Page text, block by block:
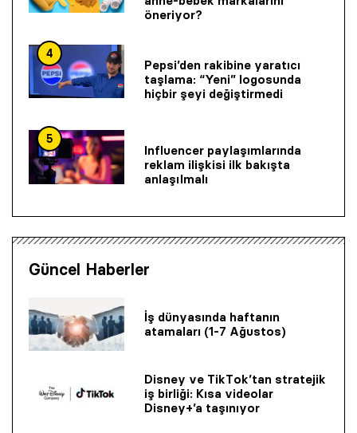
öneriyor?
4
Pepsi’den rakibine yaratıcı
taşlama: “Yeni” logosunda
hiçbir şeyi değiştirmedi
5
Influencer paylaşımlarında
reklam ilişkisi ilk bakışta
anlaşılmalı
Güncel Haberler
İş dünyasında haftanın
atamaları (1-7 Ağustos)
Disney ve TikTok’tan stratejik
iş birliği: Kısa videolar
Disney+’a taşınıyor